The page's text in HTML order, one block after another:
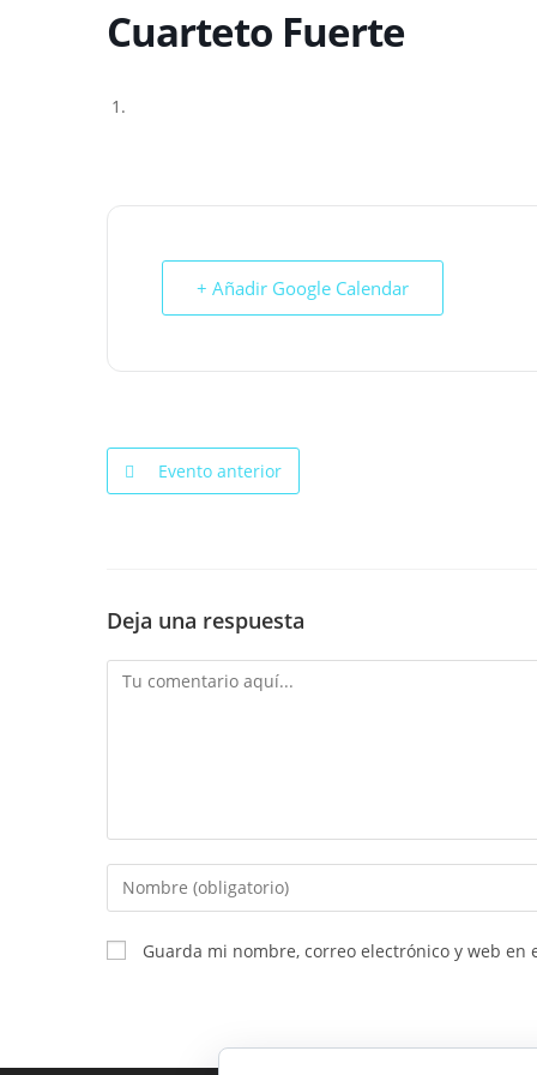
Cuarteto Fuerte
+ Añadir Google Calendar
Evento anterior
Deja una respuesta
Comentario
Introduce
tu
nombre
o
Guarda mi nombre, correo electrónico y web